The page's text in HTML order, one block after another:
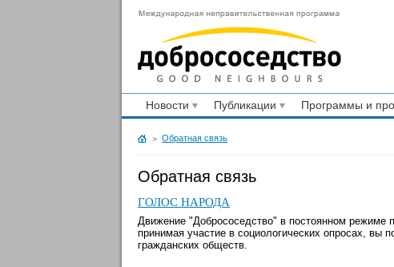
Новости Публикации Программы и
Обратная связь
Обратная связь
ГОЛОС НАРОДА
Движение "Добрососедство" в постоянном режиме
принимая участие в социологических опросах, вы
гражданских обществ.